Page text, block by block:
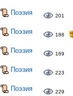
Поэзия 201
Поэзия 188
Поэзия 169
Поэзия 223
Поэзия 229